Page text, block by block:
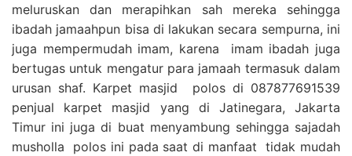
meluruskan dan merapihkan sah mereka sehingga
ibadah jamaahpun bisa di lakukan secara sempurna, ini
juga mempermudah imam, karena imam ibadah juga
bertugas untuk mengatur para jamaah termasuk dalam
urusan shaf. Karpet masjid polos di 087877691539
penjual karpet masjid yang di Jatinegara, Jakarta
Timur ini juga di buat menyambung sehingga sajadah
musholla polos ini pada saat di manfaat tidak mudah